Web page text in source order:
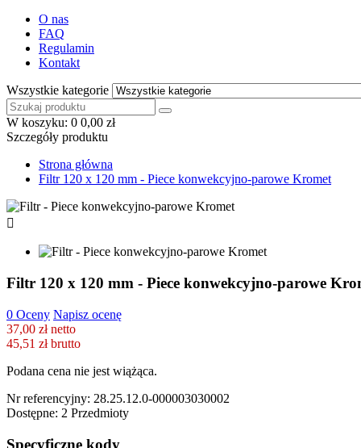
O nas
FAQ
Regulamin
Kontakt
Wszystkie kategorie
W koszyku: 0 0,00 zł
Szczegóły produktu
Strona główna
Filtr 120 x 120 mm - Piece konwekcyjno-parowe Kromet

Filtr 120 x 120 mm - Piece konwekcyjno-parowe
0 Oceny Napisz ocenę
37,00 zł netto
45,51 zł brutto
Podana cena nie jest wiążąca.
Nr referencyjny: 28.25.12.0-000003030002
Dostępne: 2 Przedmioty
Specyficzne kody